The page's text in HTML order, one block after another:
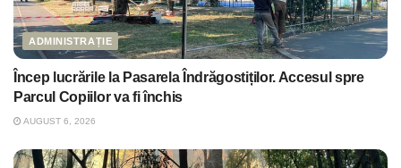
ADMINISTRAȚIE
Încep lucrările la Pasarela Îndrăgostiților. Accesul spre
Parcul Copiilor va fi închis
AUGUST 6, 2026